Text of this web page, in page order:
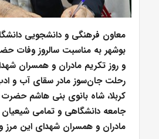
معاون فرهنگی و دانشجویی
بوشهر به مناسبت سالروز وفات
و روز تکریم مادران و همسران
رحلت جان‌سوز مادر سقای آب و
کربلا، شاه بانوی بنی هاشم
جامعه دانشگاهی و تمامی
مادران و همسران شهدای این